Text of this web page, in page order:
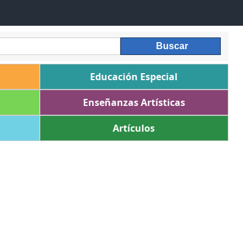
Educación Especial
Enseñanzas Artísticas
Artículos